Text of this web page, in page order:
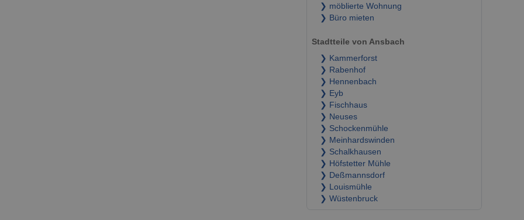
❯ möblierte Wohnung
❯ Büro mieten
Stadtteile von Ansbach
❯ Kammerforst
❯ Rabenhof
❯ Hennenbach
❯ Eyb
❯ Fischhaus
❯ Neuses
❯ Schockenmühle
❯ Meinhardswinden
❯ Schalkhausen
❯ Höfstetter Mühle
❯ Deßmannsdorf
❯ Louismühle
❯ Wüstenbruck